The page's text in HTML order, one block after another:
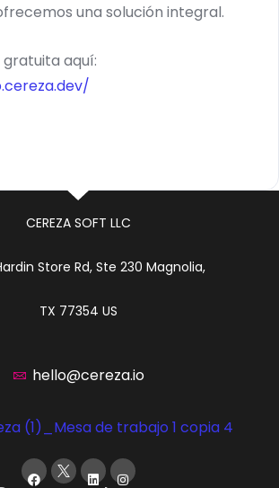
una solución integral.
aquí:
CEREZA SOFT LLC
Store Rd, Ste 230 Magnolia,
TX 77354 US
hello@cereza.io